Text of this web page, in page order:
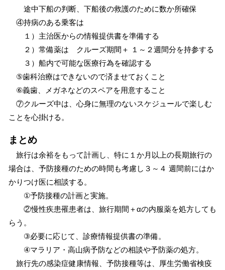
途中下船の判断、下船後の救護のために数か所確保
④持病のある乗客は
１）主治医からの情報提供書を準備する
２）常備薬は クルーズ期間＋ １～２週間分を持参する
３）船内で可能な医療行為を確認する
⑤歯科治療はできないので済ませておくこと
⑥義歯、メガネなどのスペアを用意すること
⑦クルーズ中は、心身に無理のないスケジュールで楽しむ
ことを心掛ける。
まとめ
旅行は余裕をもって計画し、特に１か月以上の長期旅行の
場合は、予防接種のための時間も考慮し３～４ 週間前にはか
かりつけ医に相談する。
①予防接種の計画と実施。
②慢性疾患罹患者は、旅行期間＋αの内服薬を処方しても
らう。
③必要に応じて、診療情報提供書の準備。
④マラリア・高山病予防などの相談や予防薬の処方。
旅行先の感染症健康情報、予防接種等は、厚生労働省検疫